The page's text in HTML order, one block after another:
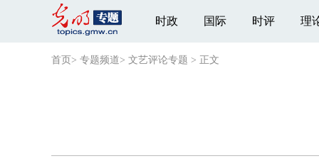
时政 国际 时评 理
首页 > 专题频道> 文艺评论专题 > 正文